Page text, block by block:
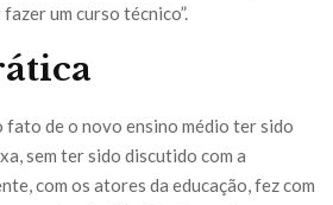
um curso técnico”.
fato de o novo ensino médio ter sido
sem ter sido discutido com a
com os atores da educação, fez com